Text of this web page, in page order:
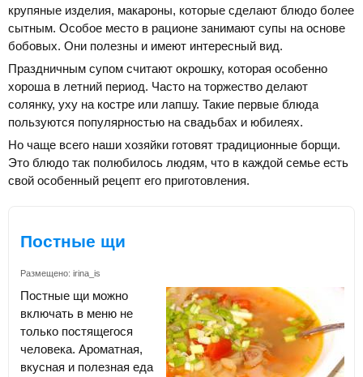
крупяные изделия, макароны, которые сделают блюдо более
сытным. Особое место в рационе занимают супы на основе
бобовых. Они полезны и имеют интересный вид.
Праздничным супом считают окрошку, которая особенно
хороша в летний период. Часто на торжество делают
солянку, уху на костре или лапшу. Такие первые блюда
пользуются популярностью на свадьбах и юбилеях.
Но чаще всего наши хозяйки готовят традиционные борщи.
Это блюдо так полюбилось людям, что в каждой семье есть
свой особенный рецепт его приготовления.
Постные щи
Размещено: irina_is
Постные щи можно
включать в меню не
только постящегося
человека. Ароматная,
вкусная и полезная еда